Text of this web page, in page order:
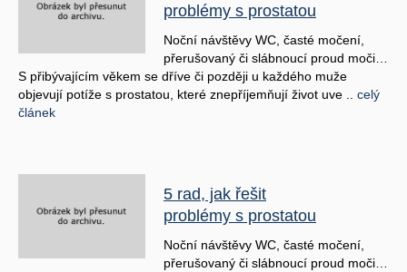
problémy s prostatou
Noční návštěvy WC, časté močení,
přerušovaný či slábnoucí proud moči…
S přibývajícím věkem se dříve či později u každého muže
objevují potíže s prostatou, které znepříjemňují život uve .. celý
článek
5 rad, jak řešit
problémy s prostatou
Noční návštěvy WC, časté močení,
přerušovaný či slábnoucí proud moči…